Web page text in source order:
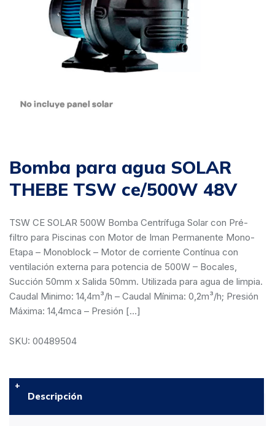
Bomba para agua SOLAR
THEBE TSW ce/500W 48V
TSW CE SOLAR 500W Bomba Centrífuga Solar con Pré-
filtro para Piscinas con Motor de Iman Permanente Mono-
Etapa – Monoblock – Motor de corriente Contínua con
ventilación externa para potencia de 500W – Bocales,
Succión 50mm x Salida 50mm. Utilizada para agua de limpia.
Caudal Minimo: 14,4m³/h – Caudal Mínima: 0,2m³/h; Presión
Máxima: 14,4mca – Presión […]
SKU: 00489504
Descripción